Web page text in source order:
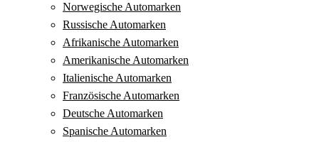
Norwegische Automarken
Russische Automarken
Afrikanische Automarken
Amerikanische Automarken
Italienische Automarken
Französische Automarken
Deutsche Automarken
Spanische Automarken